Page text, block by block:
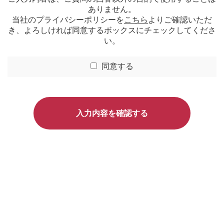
ありません。
当社のプライバシーポリシーをこちら よりご確認いただ
き、よろしければ同意するボックスにチェックしてくださ
い。
同意する